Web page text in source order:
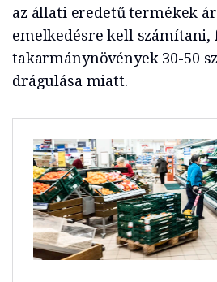
az állati eredetű termékek
emelkedésre kell számítani,
takarmánynövények 30-50
drágulása miatt.